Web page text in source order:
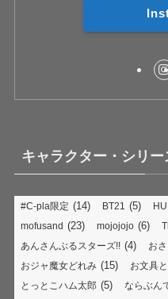
キャラクター・シリー
#C-pla限定 (14) BT21 (5)
mofusand (23) mojojojo (6)
あんさんぶるスターズ!! (4) お
おジャ魔女どれみ (15) お文具
とっとこハム太郎 (5) ならぶん